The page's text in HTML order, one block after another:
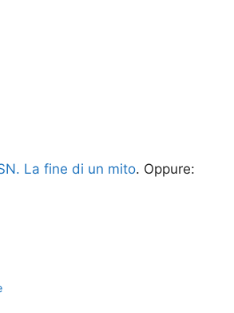
La fine di un mito. Oppure: